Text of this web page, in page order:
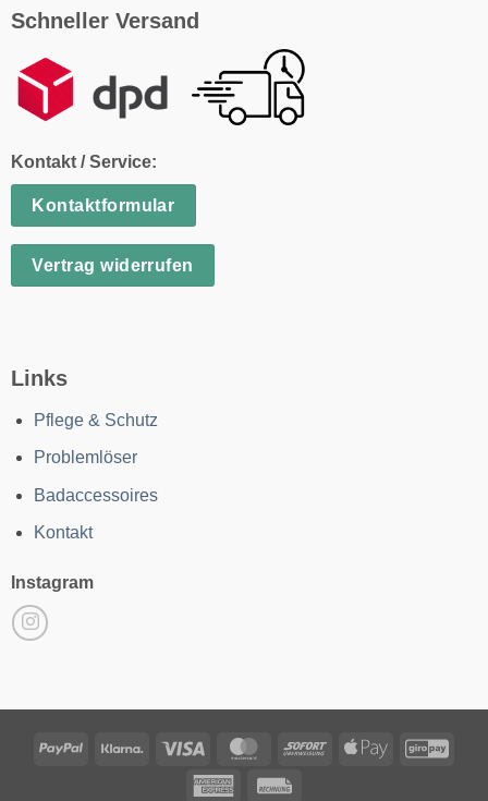
Schneller Versand
Kontakt / Service:
Kontaktformular
Vertrag widerrufen
Links
Pflege & Schutz
Problemlöser
Badaccessoires
Kontakt
Instagram
PayPal Klarna Visa MasterCardSofort
Apple
American